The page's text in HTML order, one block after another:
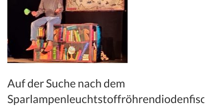
Auf der Suche nach dem
Sparlampenleuchtstoffröhrendiodenfisch